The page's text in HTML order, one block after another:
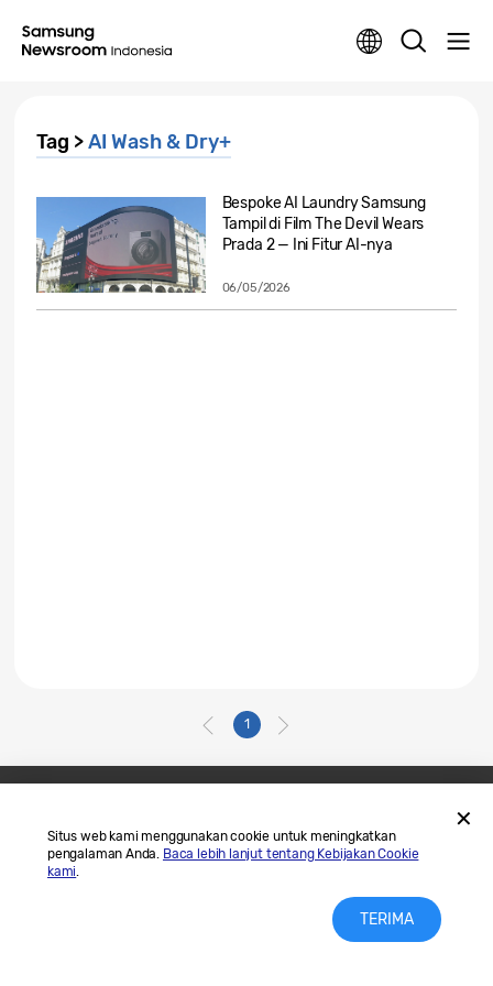
Situs web kami menggunakan cookie untuk meningkatkan
pengalaman Anda. Baca lebih lanjut tentang Kebijakan Cookie
kami.
TERIMA
Tag >AI Wash & Dry+
Bespoke AI Laundry Samsung
Tampil di Film The Devil Wears
Prada 2 — Ini Fitur AI-nya
06/05/2026
1
Hubungi Kami
SAMSUNG.COM
Legal
Privasi